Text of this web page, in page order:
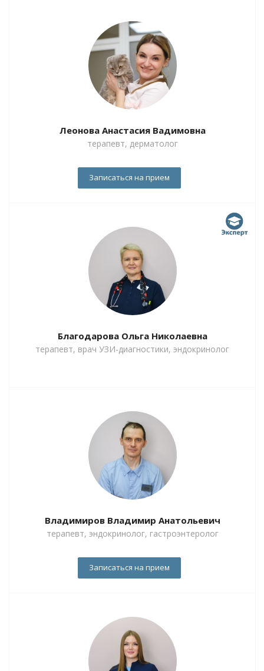
Леонова Анастасия Вадимовна
терапевт, дерматолог
Записаться на прием
Благодарова Ольга Николаевна
терапевт, врач УЗИ-диагностики, эндокринолог
Владимиров Владимир Анатольевич
терапевт, эндокринолог, гастроэнтеролог
Записаться на прием